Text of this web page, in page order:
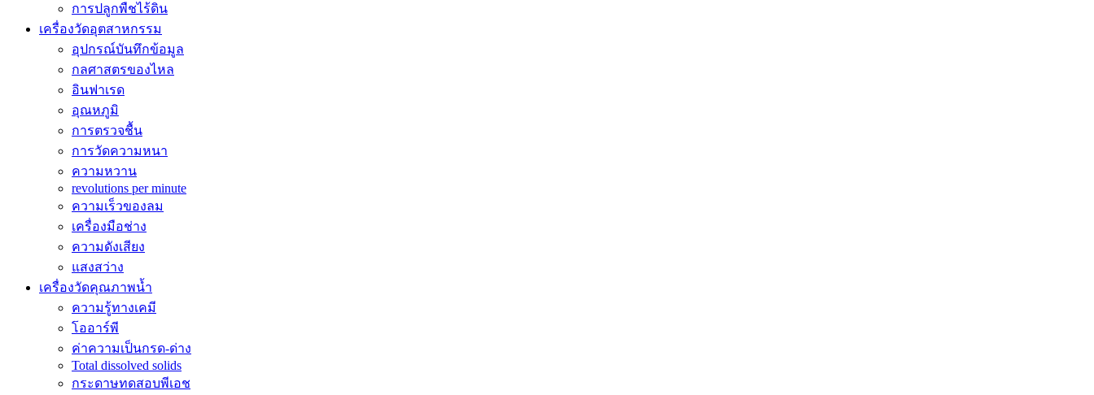
การปลูกพืชไร้ดิน
เครื่องวัดอุตสาหกรรม
อุปกรณ์บันทึกข้อมูล
กลศาสตรของไหล
อินฟาเรด
อุณหภูมิ
การตรวจชื้น
การวัดความหนา
ความหวาน
revolutions per minute
ความเร็วของลม
เครื่องมือช่าง
ความดังเสียง
แสงสว่าง
เครื่องวัดคุณภาพน้ำ
ความรู้ทางเคมี
โออาร์พี
ค่าความเป็นกรด-ด่าง
Total dissolved solids
กระดาษทดสอบพีเอช